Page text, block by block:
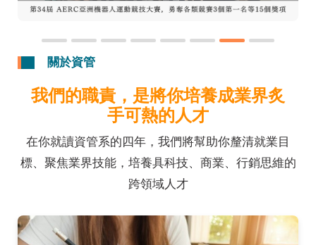
想畢業看這邊
凡走過必留下痕跡
關於資管
我們的職責，是將你培養成業界炙
手可熱的人才
在你就讀資管系的四年，我們將幫助你釐清就業目
標、聚焦業界技能，培養具科技、商業、行銷思維的
跨領域人才